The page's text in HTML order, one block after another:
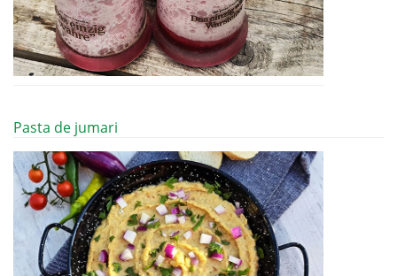
Pasta de jumari